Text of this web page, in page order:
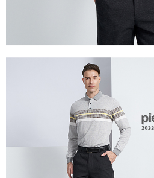
每筆NT$80，滿NT$1,200(含以上)免運